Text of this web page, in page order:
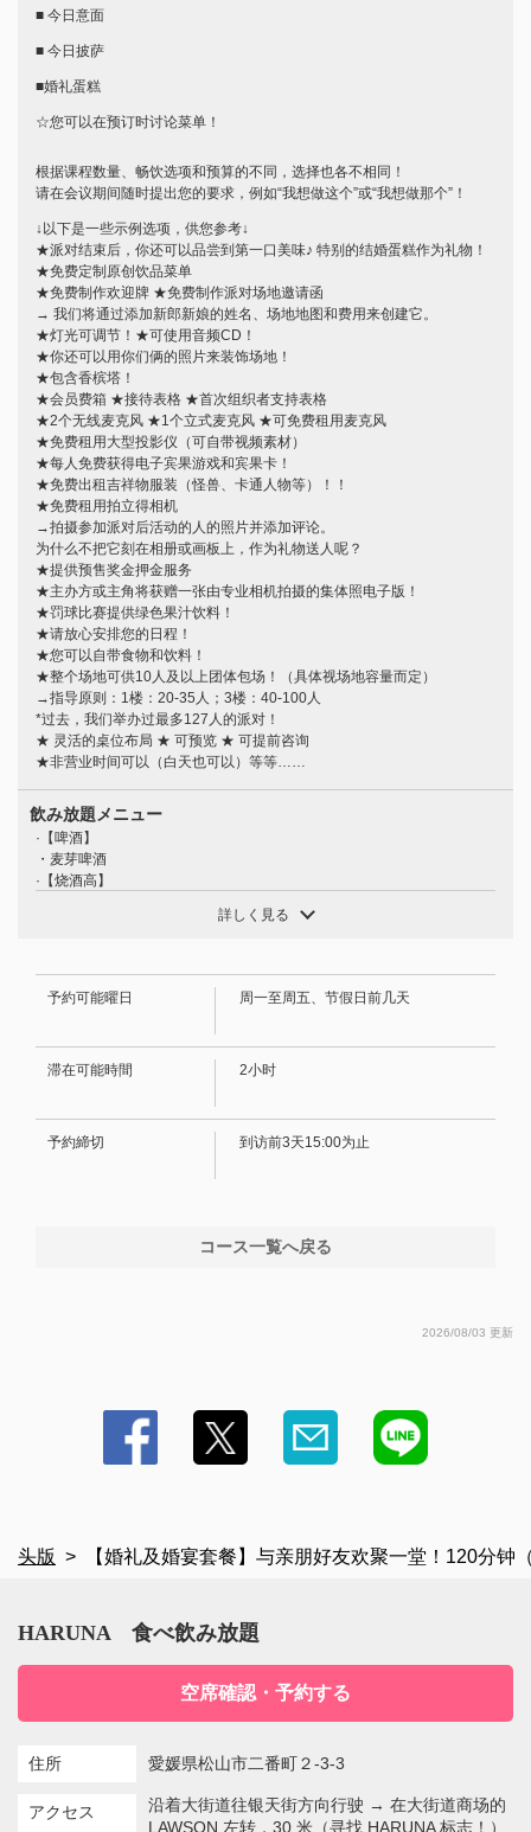
■ 今日意面
■ 今日披萨
■婚礼蛋糕
☆您可以在预订时讨论菜单！
根据课程数量、畅饮选项和预算的不同，选择也各不相同！
请在会议期间随时提出您的要求，例如“我想做这个”或“我想做那个”！
↓以下是一些示例选项，供您参考↓
★派对结束后，你还可以品尝到第一口美味♪ 特别的结婚蛋糕作为礼物！
★免费定制原创饮品菜单
★免费制作欢迎牌 ★免费制作派对场地邀请函
→ 我们将通过添加新郎新娘的姓名、场地地图和费用来创建它。
★灯光可调节！★可使用音频CD！
★你还可以用你们俩的照片来装饰场地！
★包含香槟塔！
★会员费箱 ★接待表格 ★首次组织者支持表格
★2个无线麦克风 ★1个立式麦克风 ★可免费租用麦克风
★免费租用大型投影仪（可自带视频素材）
★每人免费获得电子宾果游戏和宾果卡！
★免费出租吉祥物服装（怪兽、卡通人物等）！！
★免费租用拍立得相机
→拍摄参加派对后活动的人的照片并添加评论。
为什么不把它刻在相册或画板上，作为礼物送人呢？
★提供预售奖金押金服务
★主办方或主角将获赠一张由专业相机拍摄的集体照电子版！
★罚球比赛提供绿色果汁饮料！
★请放心安排您的日程！
★您可以自带食物和饮料！
★整个场地可供10人及以上团体包场！（具体视场地容量而定）
→指导原则：1楼：20-35人；3楼：40-100人
*过去，我们举办过最多127人的派对！
★ 灵活的桌位布局 ★ 可预览 ★ 可提前咨询
★非营业时间可以（白天也可以）等等……
飲み放題メニュー
·【啤酒】
・麦芽啤酒
·【烧酒高】
・玻璃杯：Rivercrest Tavernello（红/白）
·【果酒】
·【鸡尾酒】
・罗莎夫人、黑醋栗橙、黑醋栗乌龙、莫斯科骡子、灰狗、金汤力、金巴
・Jurokuya ・Oranger ・Sunset Orange ・Southern Brewers ・Pine
Soda（无酒精鸡尾酒）
詳しく見る
予約可能曜日 周一至周五、节假日前几天
滞在可能時間 2小时
予約締切 到访前3天15:00为止
コース一覧へ戻る
2026/08/03 更新
头版 【婚礼及婚宴套餐】与亲朋好友欢聚一堂！120分
この店舗情報をシェアする
【婚礼及婚宴套餐】与亲朋好友欢聚一堂！120分钟（最后
点餐时间30分钟），畅饮无限，8道菜肴，更有奢华礼遇，
仅需4000日元 | HARUNA 食べ飲み放題
愛媛県松山市二番町２-3-3
https://0899138867.owst.jp/courses/272857
お店情報をコピー
閉じる
HARUNA 食べ飲み放題
空席確認・予約する
住所 愛媛県松山市二番町２-3-3
アクセス
沿着大街道往银天街方向行驶 → 在大街道商场的
LAWSON 左转，30 米（寻找 HARUNA 标志！）